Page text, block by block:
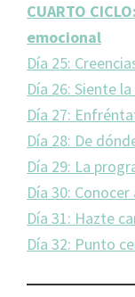
CUARTO
emocional
Día 25:
Día 26: Siente
Día 27:
Día 28: De
Día 29: La
Día 30:
Día 31: Hazte
Día 32: Punto